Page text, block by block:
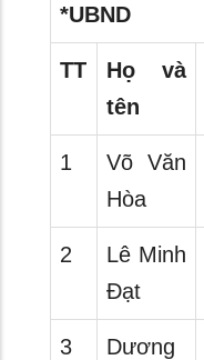
*UBND
TT
Họ và
tên
1
Võ Văn
Hòa
2
Lê Minh
Đạt
3
Dương